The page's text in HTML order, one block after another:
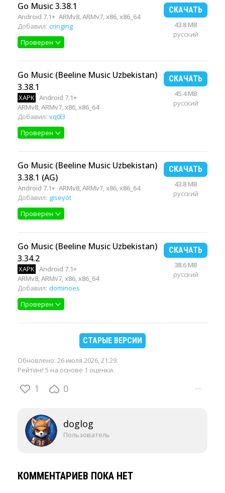
Go Music 3.38.1
Android 7.1+ ARMv8, ARMv7, x86, x86_64
Добавил: cringing
Проверен
СКАЧАТЬ
43.8 MB
русский
Go Music (Beeline Music Uzbekistan)
3.38.1
XAPK Android 7.1+
ARMv8, ARMv7, x86, x86_64
Добавил: vq0l3
Проверен
СКАЧАТЬ
45.4 MB
русский
Go Music (Beeline Music Uzbekistan)
3.38.1 (AG)
Android 7.1+ ARMv8, ARMv7, x86, x86_64
Добавил: giseyot
Проверен
СКАЧАТЬ
43.8 MB
русский
Go Music (Beeline Music Uzbekistan)
3.34.2
XAPK Android 7.1+
ARMv8, ARMv7, x86, x86_64
Добавил: dominoes
Проверен
СКАЧАТЬ
38.6 MB
русский
СТАРЫЕ ВЕРСИИ
Обновлено: 26 июля 2026, 21:29.
Рейтинг 5 на основе 1 оценки.
1 0 ···
doglog
Пользователь
КОММЕНТАРИЕВ ПОКА НЕТ